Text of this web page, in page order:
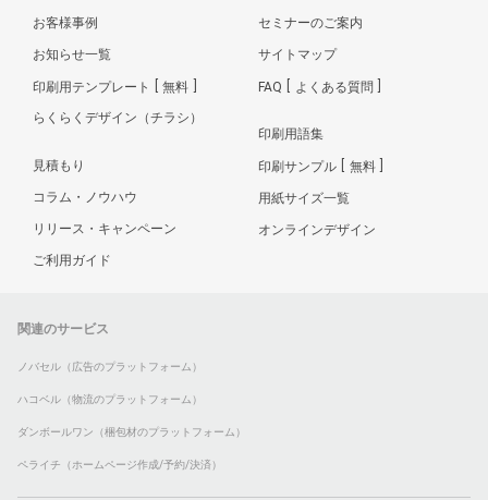
お客様事例
お知らせ一覧
印刷用テンプレート 無料
らくらくデザイン（チラシ）
見積もり
コラム・ノウハウ
リリース・キャンペーン
ご利用ガイド
セミナーのご案内
サイトマップ
FAQ よくある質問
印刷用語集
印刷サンプル 無料
用紙サイズ一覧
オンラインデザイン
関連のサービス
ノバセル（広告のプラットフォーム）
ハコベル（物流のプラットフォーム）
ダンボールワン（梱包材のプラットフォーム）
ペライチ（ホームページ作成/予約/決済）